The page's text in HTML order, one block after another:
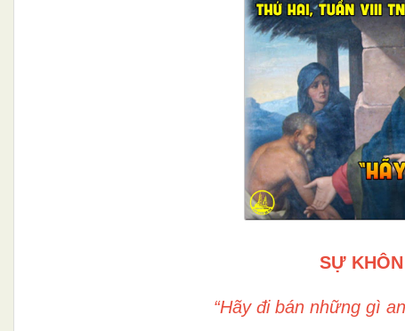
SỰ
“Hãy đi bán những gì